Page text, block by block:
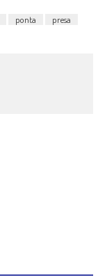
ponta
presa